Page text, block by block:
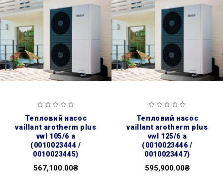
тепловий насос
vaillant arotherm plus
vwl 105/6 a
(0010023444 /
0010023445)
567,100.00₴
тепловий насос
vaillant arotherm plus
vwl 125/6 a
(0010023446 /
0010023447)
595,900.00₴